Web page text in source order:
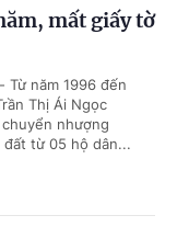
mất giấy tờ
Từ năm 1996 đến
Thị Ái Ngọc
nhượng
từ 05 hộ dân...